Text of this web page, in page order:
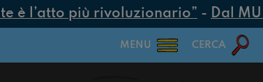
è l’atto più rivoluzionario”-Dal
MENU CERCA